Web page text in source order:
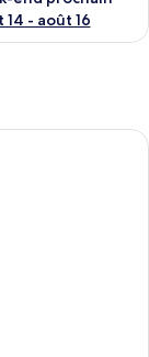
14 - août 16
avec un